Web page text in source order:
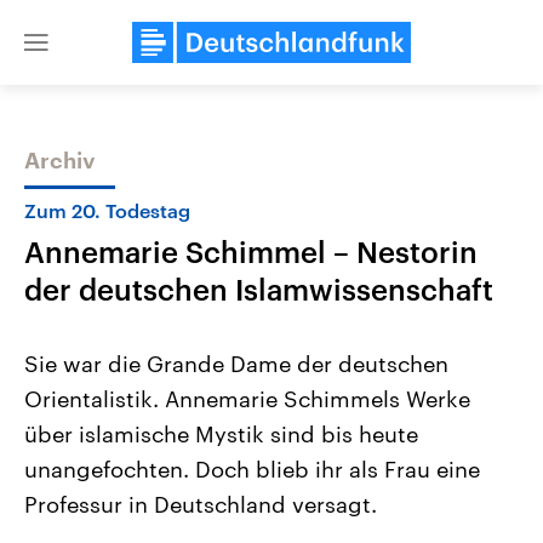
Close
Themen
Landtagswahl Sachsen-Anhalt
2026
Alle Informationen
Sachsen-Anhalt wählt am 6.
September 2026 einen neuen
Landtag. Seit 2021 wird das
USA
Aktuelle Beiträge,
Hintergründe
Wirtschaftlich und
gehören die Vereinigten
den mächtigsten Ländern
Archiv
Zum 20. Todestag
Annemarie Schimmel – Nestorin
der deutschen Islamwissenschaft
Sie war die Grande Dame der deutschen
Orientalistik. Annemarie Schimmels Werke
über islamische Mystik sind bis heute
unangefochten. Doch blieb ihr als Frau eine
Professur in Deutschland versagt.